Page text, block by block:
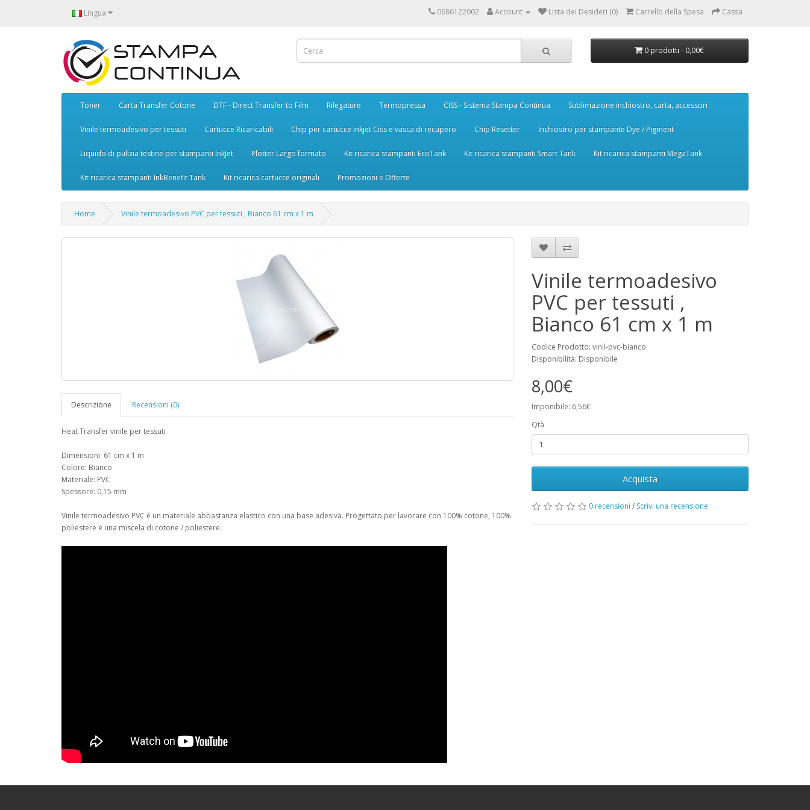
Lingua 0686122002 Account Lista dei Desideri (0) Carrello della Spesa Cassa
0 prodotti - 0,00€
Toner Carta Transfer Cotone DTF - Direct Transfer to Film Rilegature Termopressa CISS - Sistema Stampa Continua Sublimazione inchiostro, carta, accessori
Vinile termoadesivo per tessuti Cartucce Ricaricabili Chip per cartucce inkjet Ciss e vasca di recupero Chip Resetter Inchiostro per stampante Dye / Pigment
Liquido di pulizia testine per stampanti InkJet Plotter Largo formato Kit ricarica stampanti EcoTank Kit ricarica stampanti Smart Tank Kit ricarica stampanti MegaTank
Kit ricarica stampanti InkBenefit Tank Kit ricarica cartucce originali Promozioni e Offerte
Home Vinile termoadesivo PVC per tessuti , Bianco 61 cm x 1 m
Descrizione Recensioni (0)
Heat Transfer vinile per tessuti
Dimensioni: 61 cm x 1 m
Colore: Bianco
Materiale: PVC
Spessore: 0,15 mm
Vinile termoadesivo PVC è un materiale abbastanza elastico con una base adesiva. Progettato per lavorare con 100% cotone, 100%
poliestere e una miscela di cotone / poliestere.
Vinile termoadesivo
PVC per tessuti ,
Bianco 61 cm x 1 m
Codice Prodotto: vinil-pvc-bianco
Disponibilità: Disponibile
8,00€
Imponibile: 6,56€
Qtà
Acquista
0 recensioni / Scrivi una recensione